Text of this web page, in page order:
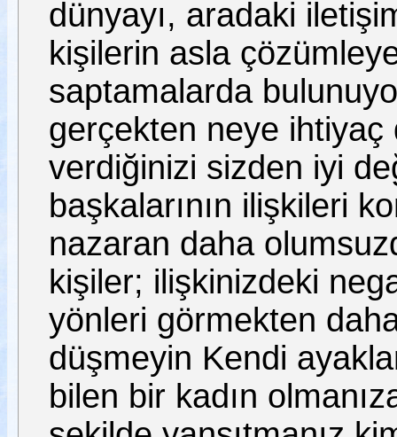
dünyayı, aradaki
kişilerin asla
saptamalarda
gerçekten neye
verdiğinizi sizden iyi
başkalarının ilişkileri
nazaran daha
kişiler; ilişkinizdeki
yönleri görmekten
düşmeyin Kendi
bilen bir kadın